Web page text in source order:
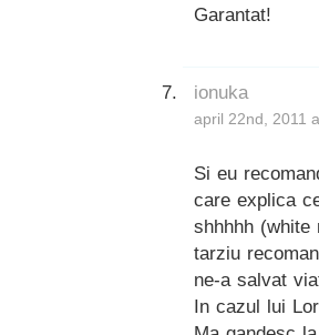
Garantat!
ionuka
april 22nd, 2011
Si eu
care explica
shhhhh
tarziu
ne-a salvat
In cazul lui